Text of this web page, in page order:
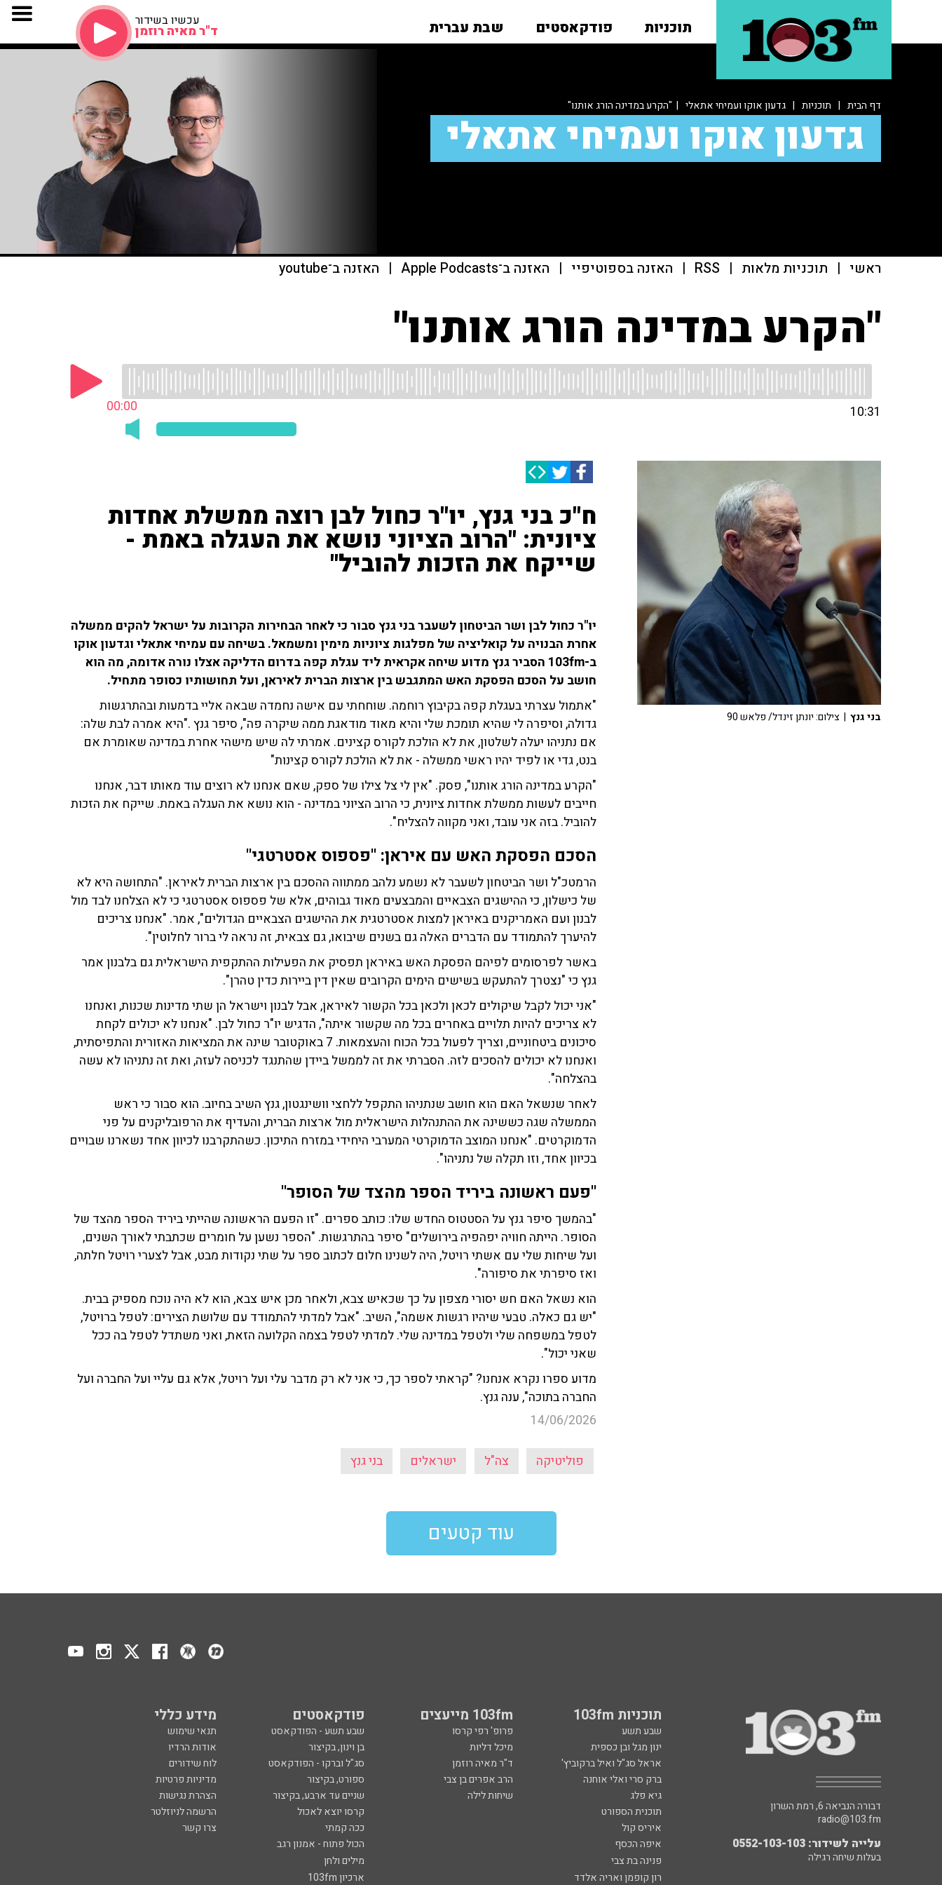
תוכניות פודקאסטים שבת עברית עכשיו בשידור
ד"ר מאיה רוזמן
דף הבית | תוכניות | גדעון אוקו ועמיחי אתאלי | "הקרע במדינה הורג אותנו"
גדעון אוקו ועמיחי אתאלי
ראשי | תוכניות מלאות |
RSS
| האזנה בספוטיפיי | האזנה ב־Apple Podcasts | האזנה ב־youtube
"הקרע במדינה הורג אותנו"
00:00 10:31
ח"כ בני גנץ, יו"ר כחול לבן רוצה ממשלת אחדות
ציונית: "הרוב הציוני נושא את העגלה באמת -
שייקח את הזכות להוביל"
יו"ר כחול לבן ושר הביטחון לשעבר בני גנץ סבור כי לאחר הבחירות הקרובות על ישראל להקים ממשלה
אחרת הבנויה על קואליציה של מפלגות ציוניות מימין ומשמאל. בשיחה עם עמיחי אתאלי וגדעון אוקו
ב-103fm הסביר גנץ מדוע שיחה אקראית ליד עגלת קפה בדרום הדליקה אצלו נורה אדומה, מה הוא
חושב על הסכם הפסקת האש המתגבש בין ארצות הברית לאיראן, ועל תחושותיו כסופר מתחיל.
"אתמול עצרתי בעגלת קפה בקיבוץ רוחמה. שוחחתי עם אישה נחמדה שבאה אליי בדמעות ובהתרגשות
גדולה, וסיפרה לי שהיא תומכת שלי והיא מאוד מודאגת ממה שיקרה פה", סיפר גנץ ."היא אמרה לבת שלה:
אם נתניהו יעלה לשלטון, את לא הולכת לקורס קצינים. אמרתי לה שיש מישהי אחרת במדינה שאומרת אם
בנט, גדי או לפיד יהיו ראשי ממשלה - את לא הולכת לקורס קצינות"
"הקרע במדינה הורג אותנו", פסק. "אין לי צל צילו של ספק, שאם אנחנו לא רוצים עוד מאותו דבר, אנחנו
חייבים לעשות ממשלת אחדות ציונית, כי הרוב הציוני במדינה - הוא נושא את העגלה באמת. שייקח את הזכות
להוביל. בזה אני עובד, ואני מקווה להצליח".
הסכם הפסקת האש עם איראן: "פספוס אסטרטגי"
הרמטכ"ל ושר הביטחון לשעבר לא נשמע נלהב ממתווה ההסכם בין ארצות הברית לאיראן. "התחושה היא לא
של כישלון, כי ההישגים הצבאיים והמבצעים מאוד גבוהים, אלא של פספוס אסטרטגי כי לא הצלחנו לבד מול
לבנון ועם האמריקנים באיראן למצות אסטרטגית את ההישגים הצבאיים הגדולים", אמר. "אנחנו צריכים
להיערך להתמודד עם הדברים האלה גם בשנים שיבואו, גם צבאית, זה נראה לי ברור לחלוטין".
באשר לפרסומים לפיהם הפסקת האש באיראן תפסיק את הפעילות ההתקפית הישראלית גם בלבנון אמר
גנץ כי "נצטרך להתעקש בשישים הימים הקרובים שאין דין ביירות כדין טהרן".
"אני יכול לקבל שיקולים לכאן ולכאן בכל הקשור לאיראן, אבל לבנון וישראל הן שתי מדינות שכנות, ואנחנו
לא צריכים להיות תלויים באחרים בכל מה שקשור איתה", הדגיש יו"ר כחול לבן. "אנחנו לא יכולים לקחת
סיכונים ביטחוניים, וצריך לפעול בכל הכוח והעצמאות. 7 באוקטובר שינה את המציאות האזורית והתפיסתית,
ואנחנו לא יכולים להסכים לזה. הסברתי את זה לממשל ביידן שהתנגד לכניסה לעזה, ואת זה נתניהו לא עשה
בהצלחה".
לאחר שנשאל האם הוא חושב שנתניהו התקפל ללחצי וושינגטון, גנץ השיב בחיוב. הוא סבור כי ראש
הממשלה שגה כששינה את ההתנהלות הישראלית מול ארצות הברית, והעדיף את הרפובליקנים על פני
הדמוקרטים. "אנחנו המוצב הדמוקרטי המערבי היחידי במזרח התיכון. כשהתקרבנו לכיוון אחד נשארנו שבויים
בכיוון אחד, וזו תקלה של נתניהו".
"פעם ראשונה ביריד הספר מהצד של הסופר"
"בהמשך סיפר גנץ על הסטטוס החדש שלו: כותב ספרים. "זו הפעם הראשונה שהייתי ביריד הספר מהצד של
הסופר. הייתה חוויה יפהפיה בירושלים" סיפר בהתרגשות. "הספר נשען על חומרים שכתבתי לאורך השנים,
ועל שיחות שלי עם אשתי רויטל, היה לשנינו חלום לכתוב ספר על שתי נקודות מבט, אבל לצערי רויטל חלתה,
ואז סיפרתי את סיפורה".
הוא נשאל האם חש יסורי מצפון על כך שכאיש צבא, ולאחר מכן איש צבא, הוא לא היה נוכח מספיק בבית.
"יש גם כאלה. טבעי שיהיו רגשות אשמה", השיב. "אבל למדתי להתמודד עם שלושת הצירים: לטפל ברויטל,
לטפל במשפחה שלי ולטפל במדינה שלי. למדתי לטפל בצמה הקלועה הזאת, ואני משתדל לטפל בה ככל
שאני יכול".
מדוע ספרו נקרא אנחנו? "קראתי לספר כך, כי אני לא רק מדבר עלי ועל רויטל, אלא גם עליי ועל החברה ועל
החברה בתוכה", ענה גנץ.
14/06/2026
פוליטיקה צה"ל ישראלים בני גנץ
בני גנץ | צילום: יונתן זינדל/ פלאש 90
עוד קטעים
תוכניות 103fm 103fm מייעצים פודקאסטים מידע כללי
שבע תשע פרופ' רפי קרסו שבע תשע - הפודקאסט
תנאי שימוש
ינון מגל ובן כספית
מיכל דליות בן וינון, בקיצור
אודות הרדיו
אראל סג"ל ואיל ברקוביץ'
ד"ר מאיה רוזמן סג"ל וברקו - הפודקאסט
לוח שידורים
ברק סרי ואלי אוחנה
הרב אפרים בן צבי ספורט, בקיצור
מדיניות פרטיות
גיא פלג
שיחות לילה שניים עד ארבע, בקיצור
הצהרת נגישות
תוכנית הספורט
קרסו יוצא לאכול
הרשמה לניוזלטר
איריס קול
ככה קמתי
צרו קשר
איפה הכסף
הכול פתוח - אמנון רגב
פנינה בת צבי
מילים ולחן
רון קופמן ואריה אלדד
ארכיון 103fm
דבורה הנביאה 6, רמת השרון
radio@103.fm
עלייה לשידור: 0552-103-103
בעלות שיחה רגילה